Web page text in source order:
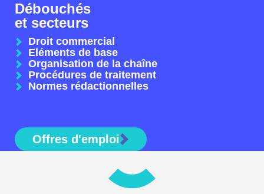
Débouchés
et secteurs
Droit commercial
Eléments de base
Organisation de la chaîne
Procédures de traitement
Normes rédactionnelles
Offres d'emploi